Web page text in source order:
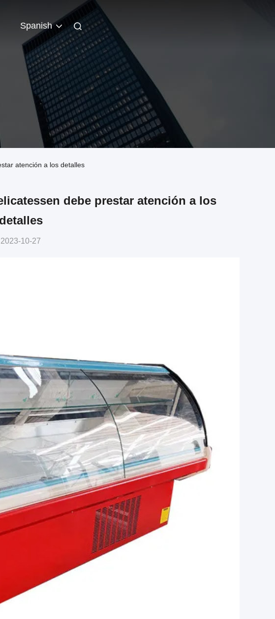
Spanish
atención a los detalles
debe prestar atención a los
detalles
2023-10-27